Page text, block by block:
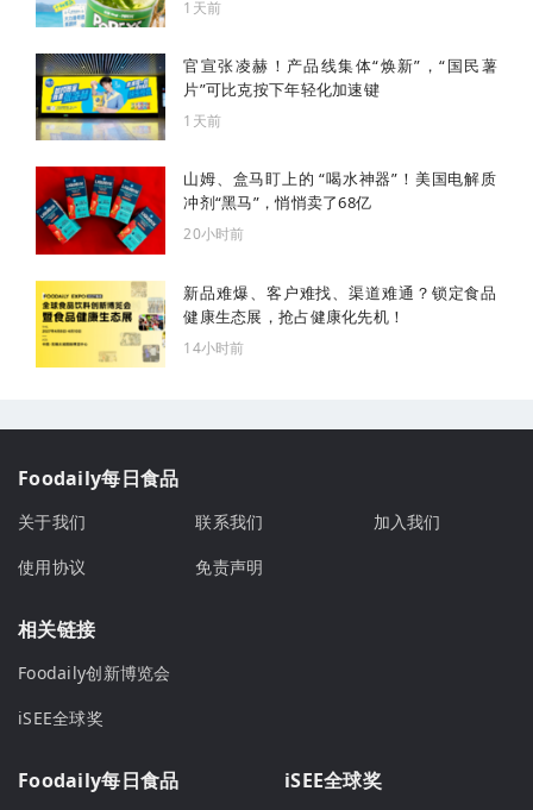
1天前
官宣张凌赫！产品线集体“焕新”，“国民薯
片”可比克按下年轻化加速键
1天前
山姆、盒马盯上的 “喝水神器”！美国电解质
冲剂“黑马”，悄悄卖了68亿
20小时前
新品难爆、客户难找、渠道难通？锁定食品
健康生态展，抢占健康化先机！
14小时前
Foodaily每日食品
关于我们 联系我们
加入我们
使用协议
免责声明
相关链接
Foodaily创新博览会
iSEE全球奖
Foodaily每日食品 iSEE全球奖